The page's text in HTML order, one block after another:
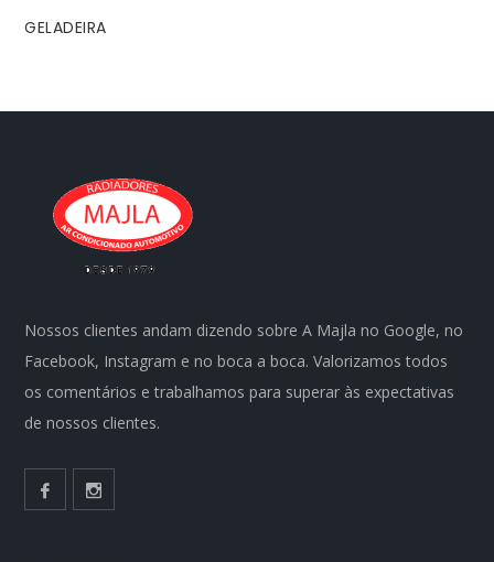
GELADEIRA
Nossos clientes andam dizendo sobre A Majla no Google, no
Facebook, Instagram e no boca a boca. Valorizamos todos
os comentários e trabalhamos para superar às expectativas
de nossos clientes.